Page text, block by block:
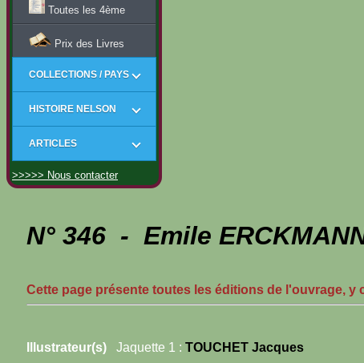
Toutes les 4ème
Prix des Livres
COLLECTIONS / PAYS
HISTOIRE NELSON
ARTICLES
>>>>> Nous contacter
N° 346 - Emile
Cette page présente toutes les éditions de l'ouvrage,
Illustrateur(s) Jaquette 1 : TOUCHET Jacques